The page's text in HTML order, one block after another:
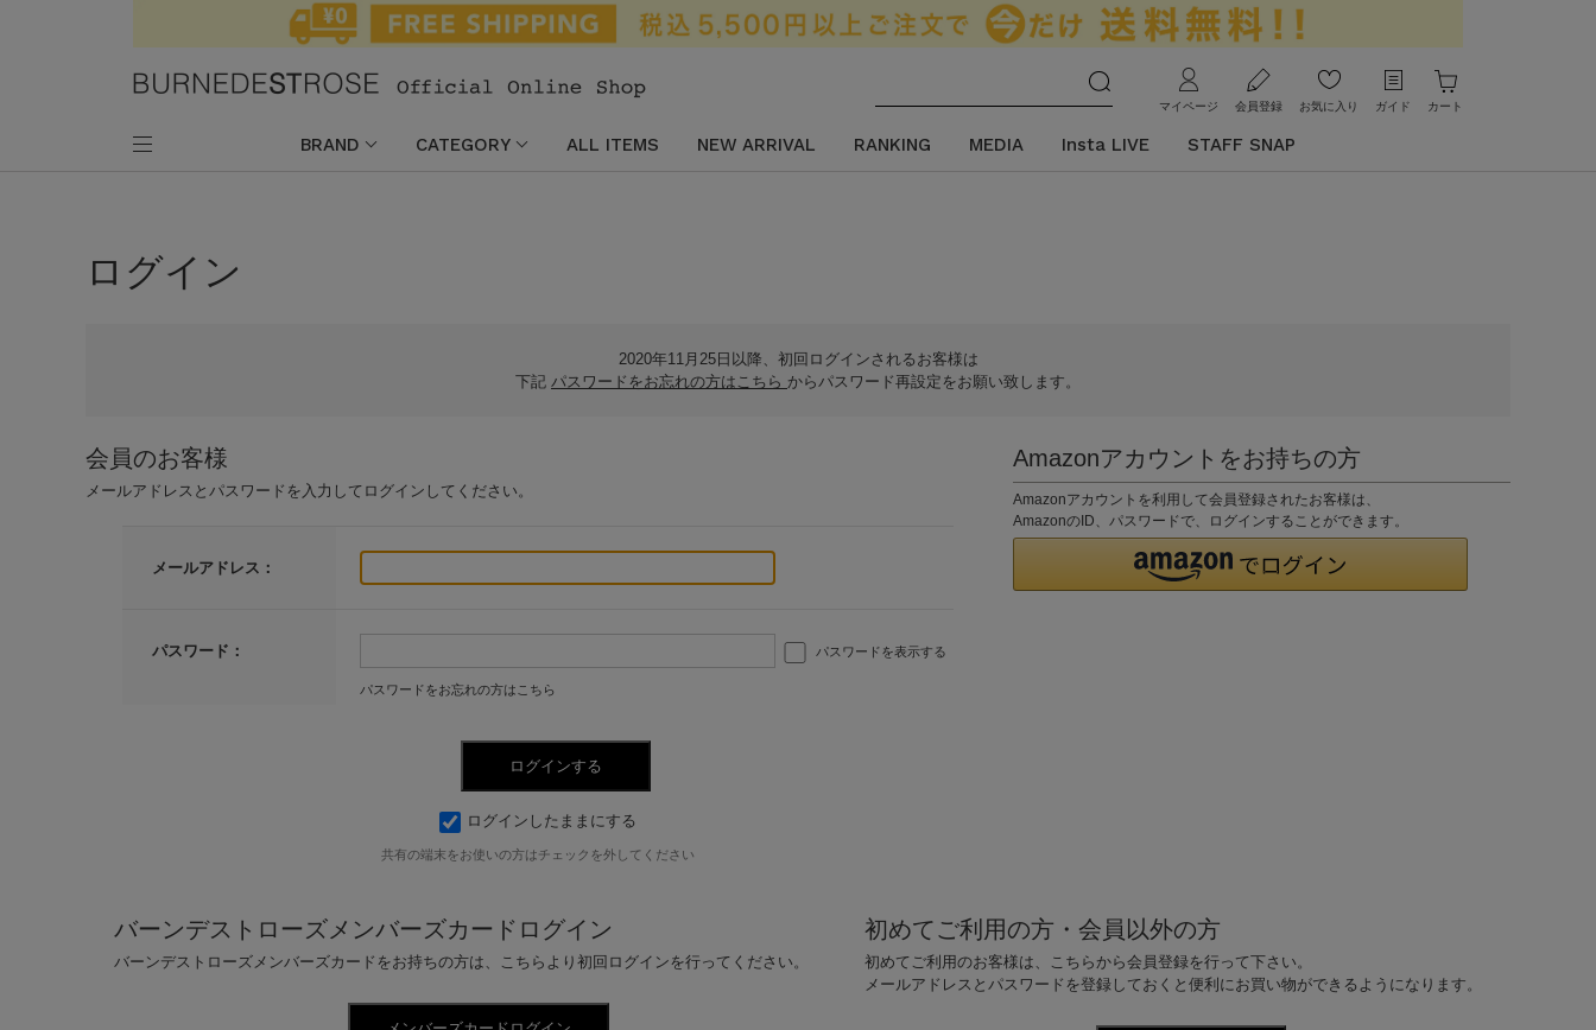
マイページ 会員登録 お気に入り ガイド カート
BRAND CATEGORY ALL ITEMS NEW ARRIVAL RANKING MEDIA Insta LIVE STAFF SNAP
ログイン
2020年11月25日以降、初回ログインされるお客様は
下記 パスワードをお忘れの方はこちら からパスワード再設定をお願い致します。
会員のお客様
メールアドレスとパスワードを入力してログインしてください。
メールアドレス：
パスワード： パスワードを表示する
パスワードをお忘れの方はこちら
ログインしたままにする
共有の端末をお使いの方はチェックを外してください
Amazonアカウントをお持ちの方
Amazonアカウントを利用して会員登録されたお客様は、
AmazonのID、パスワードで、ログインすることができます。
バーンデストローズメンバーズカードログイン
バーンデストローズメンバーズカードをお持ちの方は、こちらより初回ログインを行ってください。
初めてご利用の方・会員以外の方
初めてご利用のお客様は、こちらから会員登録を行って下さい。
メールアドレスとパスワードを登録しておくと便利にお買い物ができるようになります。